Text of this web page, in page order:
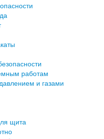
работам
и газами
щита